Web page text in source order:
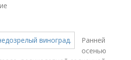
Ранней
осенью